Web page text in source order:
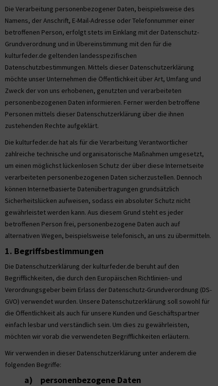
Die Verarbeitung personenbezogener Daten, beispielsweise des
Namens, der Anschrift, E-Mail-Adresse oder Telefonnummer einer
betroffenen Person, erfolgt stets im Einklang mit der Datenschutz-
Grundverordnung und in Übereinstimmung mit den für die
kulturfeder.de geltenden landesspezifischen
Datenschutzbestimmungen. Mittels dieser Datenschutzerklärung
möchte unser Unternehmen die Öffentlichkeit über Art, Umfang und
Zweck der von uns erhobenen, genutzten und verarbeiteten
personenbezogenen Daten informieren. Ferner werden betroffene
Personen mittels dieser Datenschutzerklärung über die ihnen
zustehenden Rechte aufgeklärt.
Die kulturfeder.de hat als für die Verarbeitung Verantwortlicher
zahlreiche technische und organisatorische Maßnahmen umgesetzt,
um einen möglichst lückenlosen Schutz der über diese Internetseite
verarbeiteten personenbezogenen Daten sicherzustellen. Dennoch
können Internetbasierte Datenübertragungen grundsätzlich
Sicherheitslücken aufweisen, sodass ein absoluter Schutz nicht
gewährleistet werden kann. Aus diesem Grund steht es jeder
betroffenen Person frei, personenbezogene Daten auch auf
alternativen Wegen, beispielsweise telefonisch, an uns zu übermitteln.
1. Begriffsbestimmungen
Die Datenschutzerklärung der kulturfeder.de beruht auf den
Begrifflichkeiten, die durch den Europäischen Richtlinien- und
Verordnungsgeber beim Erlass der Datenschutz-Grundverordnung (DS-
GVO) verwendet wurden. Unsere Datenschutzerklärung soll sowohl für
die Öffentlichkeit als auch für unsere Kunden und Geschäftspartner
einfach lesbar und verständlich sein. Um dies zu gewährleisten,
möchten wir vorab die verwendeten Begrifflichkeiten erläutern.
Wir verwenden in dieser Datenschutzerklärung unter anderem die
folgenden Begriffe:
a) personenbezogene Daten